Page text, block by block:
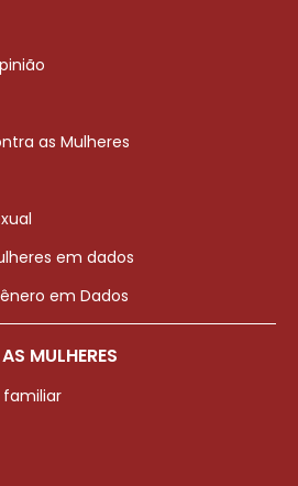
as Mulheres
em dados
em Dados
MULHERES